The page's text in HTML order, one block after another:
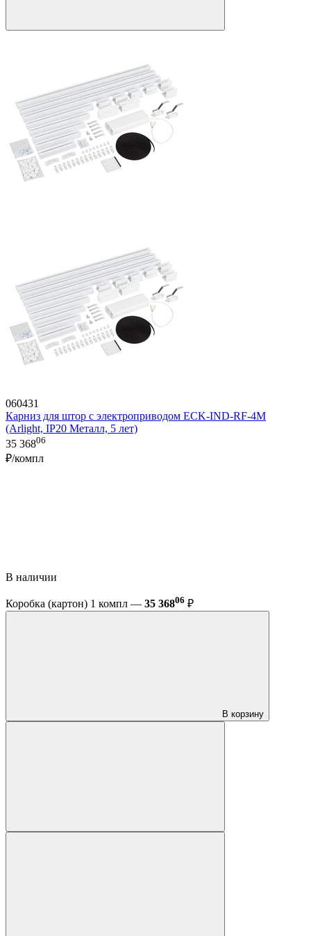
060431
Карниз для штор с электроприводом ECK-IND-RF-4M
(Arlight, IP20 Металл, 5 лет)
35 36806
₽/компл
В наличии
Коробка (картон) 1 компл — 35 36806 ₽
В корзину